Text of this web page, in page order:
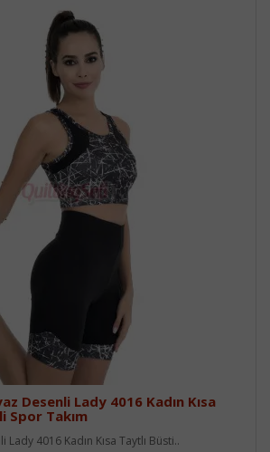
Desenli Lady 4016 Kadın Kısa
Spor Takım
Lady 4016 Kadın Kısa Taytlı Büsti..